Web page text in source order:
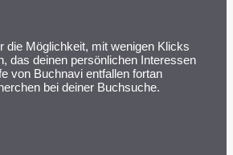
die Möglichkeit, mit wenigen Klicks
das deinen persönlichen Interessen
von Buchnavi entfallen fortan
bei deiner Buchsuche.